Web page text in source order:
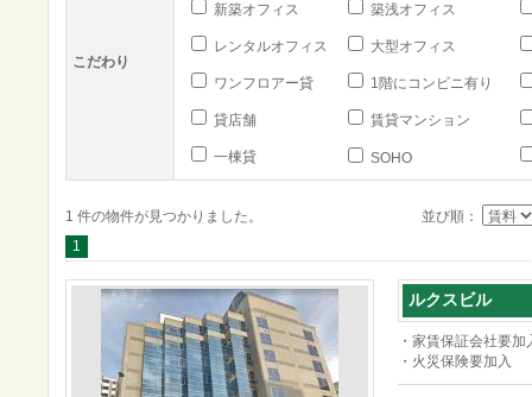
こだわり
新築オフィス 築浅オフィス
レンタルオフィス 大型オフィス
ワンフロアー貸 1階にコンビニ有り
貸店舗 賃貸マンション
一棟貸 SOHO
1 件の物件が見つかりました。
並び順：
1
ルクスビル
・家賃保証会社要加
・火災保険要加入